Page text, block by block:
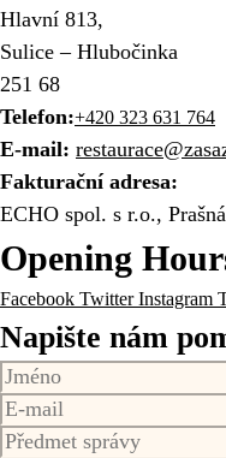
Hlavní 813,
Sulice – Hlubočinka
251 68
Telefon:+420 323 631 764
E-mail:
Fakturační adresa:
ECHO spol. s r.o.,
Opening
Facebook Twitter Instagram
Napište nám